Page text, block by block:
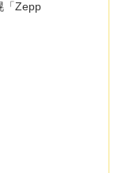
「Zepp